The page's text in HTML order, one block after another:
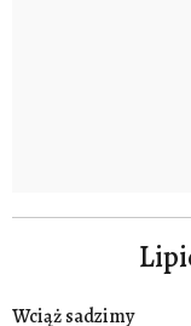
Wciąż sadzimy